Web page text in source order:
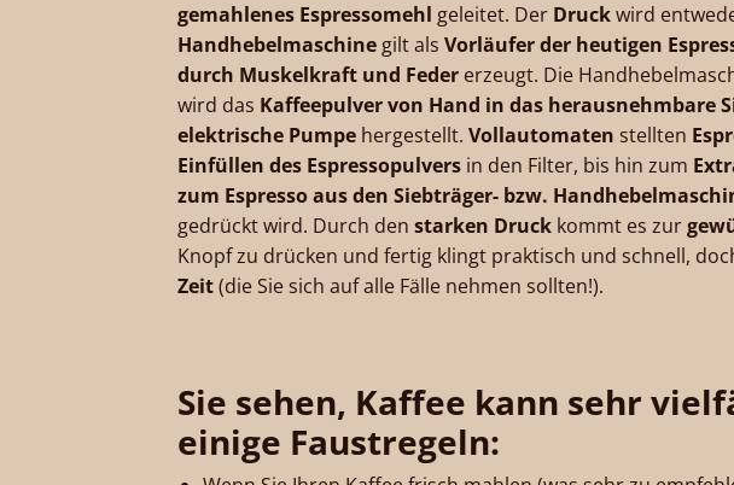
gemahlenes Espressomehl geleitet. Der Druckwird
Handhebelmaschine gilt als Vorläufer der heutigen
durch Muskelkraft und Feder erzeugt. Die
wird das Kaffeepulver von Hand in das herausnehmbare
elektrische Pumpe hergestellt. Vollautomaten stellten
Einfüllen des Espressopulvers in den Filter, bis hin zum
zum Espresso aus den Siebträger- bzw.
gedrückt wird. Durch den starken Druck kommt es zur
Knopf zu drücken und fertig klingt praktisch und schnell,
Zeit(die Sie sich auf alle Fälle nehmen sollten!).
Sie sehen, Kaffee kann sehr
einige Faustregeln: